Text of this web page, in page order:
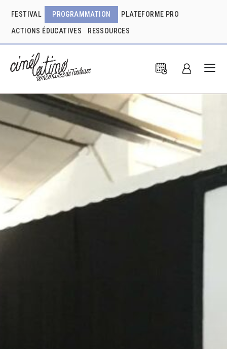
FESTIVAL PROGRAMMATION PLATEFORME PRO
ACTIONS ÉDUCATIVES RESSOURCES